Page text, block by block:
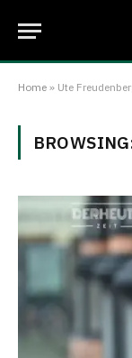
Home » Ute